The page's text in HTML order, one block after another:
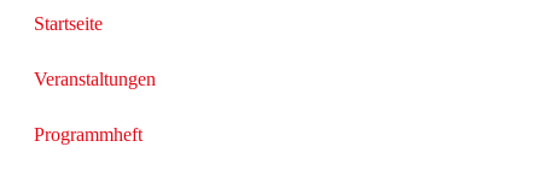
Startseite
Veranstaltungen
Programmheft